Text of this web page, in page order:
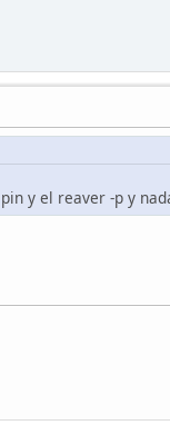
y el reaver -p y